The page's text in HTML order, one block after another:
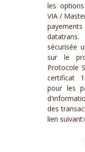
les
VIA /
sécurisée
sur le
Protocole
certificat
pour les
des
lien suivant: